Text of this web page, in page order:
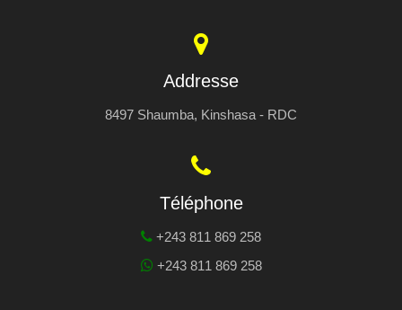
Addresse
8497 Shaumba, Kinshasa - RDC
Téléphone
+243 811 869 258
+243 811 869 258